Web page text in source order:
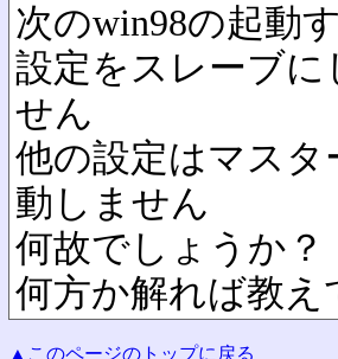
次のwin98の起動
設定をスレーブ
せん
他の設定はマス
動しません
何故でしょうか？
何方か解れば教
▲このページのトップに戻る